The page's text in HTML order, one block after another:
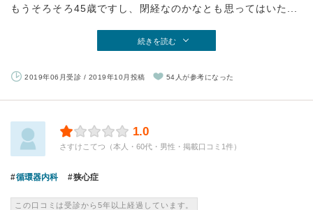
もうそろそろ45歳ですし、閉経なのかなとも思ってはいた...
続きを読む
2019年06月受診 / 2019年10月投稿 54人が参考になった
1.0
さすけこてつ（本人・60代・男性・掲載口コミ1件）
循環器内科 狭心症
この口コミは受診から5年以上経過しています。